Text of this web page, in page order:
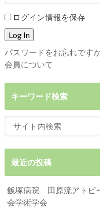
ログイン情報を保存
パスワードをお忘れです
会員について
キーワード検索
最近の投稿
飯塚病院 田原流アトピ
会学術学会